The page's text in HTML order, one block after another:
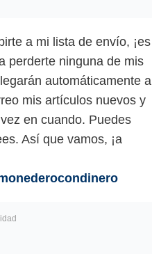
a mi lista de envío, ¡es
perderte ninguna de mis
automáticamente a
mis artículos nuevos y
en cuando. Puedes
Así que vamos, ¡a